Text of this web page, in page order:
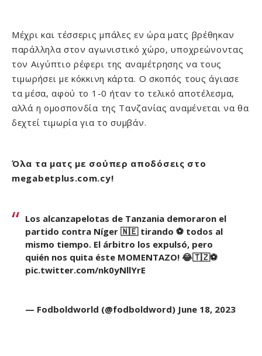
Μέχρι και τέσσερις μπάλες εν ώρα ματς βρέθηκαν
παράλληλα στον αγωνιστικό χώρο, υποχρεώνοντας
τον Αιγύπτιο ρέφερι της αναμέτρησης να τους
τιμωρήσει με κόκκινη κάρτα. Ο σκοπός τους άγιασε
τα μέσα, αφού το 1-0 ήταν το τελικό αποτέλεσμα,
αλλά η ομοσπονδία της Τανζανίας αναμένεται να θα
δεχτεί τιμωρία για το συμβάν.
Όλα τα ματς με σούπερ αποδόσεις στο
megabetplus.com.cy!
Los alcanzapelotas de Tanzania demoraron el
partido contra Níger 🇳🇪 tirando ⚽ todos al
mismo tiempo. El árbitro los expulsó, pero
quién nos quita éste MOMENTAZO! 😂🇹🇿⚽
pic.twitter.com/nk0yNllYrE
— Fodboldworld (@fodboldword) June 18, 2023